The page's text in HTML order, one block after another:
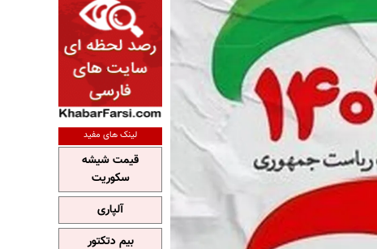
لینک های مفید
قیمت شیشه
سکوریت
آلپاری
بیم دتکتور